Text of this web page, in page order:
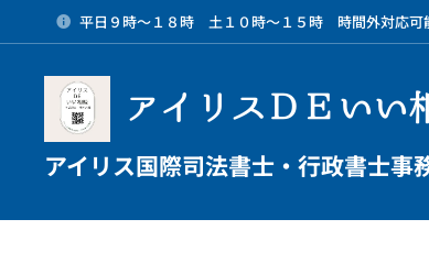
平日９時～１８時 土１０時～１５時 時間外対応可
アイリスＤＥいい
アイリス国際司法書士・行政書士事